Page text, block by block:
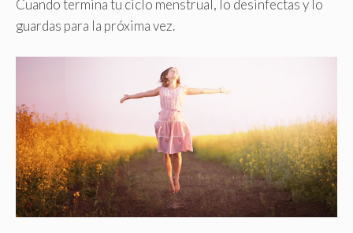
Cuando termina tu ciclo menstrual, lo desinfectas y lo
guardas para la próxima vez.